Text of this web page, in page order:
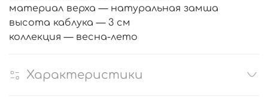
материал верха — натуральная замша
высота каблука — 3 см
коллекция — весна-лето
Характеристики